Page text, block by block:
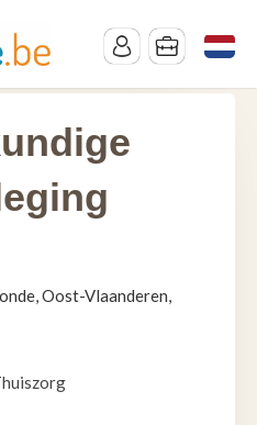
Oost-Vlaanderen,